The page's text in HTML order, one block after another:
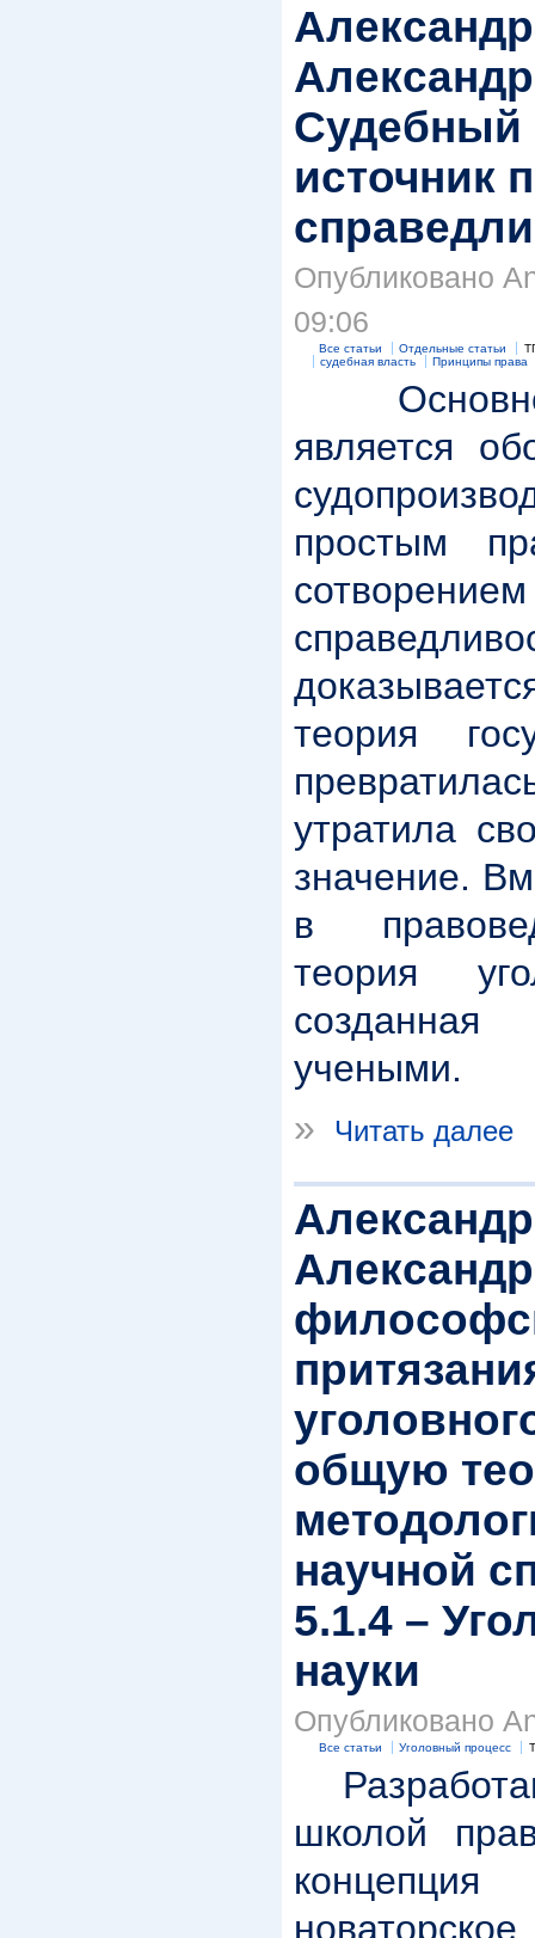
Судебный
источник
Опубликовано
09:06
Все статьи Отдельные статьи
судебная власть
Принципы права
является
простым
теория
утратила
значение.
в
теория
учеными.
»
Читать далее
общую
научной
5.1.4 –
науки
Опубликовано
Все статьи Уголовный процесс
школой